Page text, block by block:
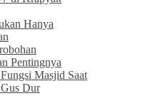
Hanya
Pentingnya
Masjid Saat
Dur